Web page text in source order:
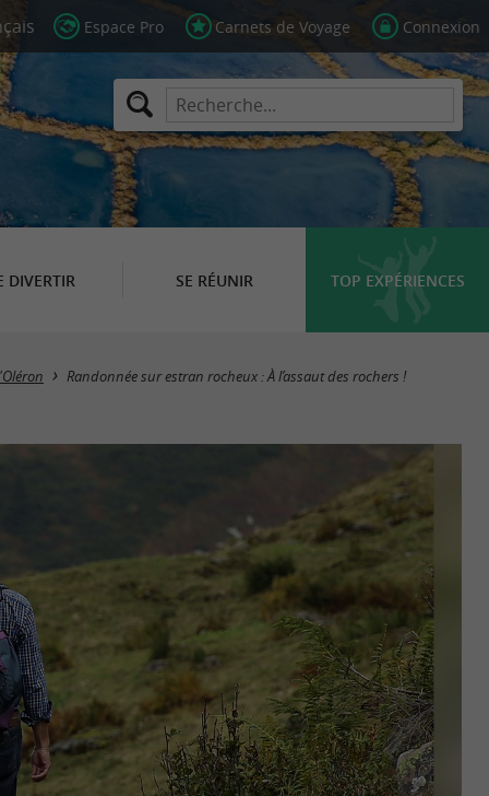
Espace Pro Carnets de Voyage Connexion
DIVERTIR SE RÉUNIR TOP EXPÉRIENCES
Randonnée sur estran rocheux : À l’assaut des rochers !